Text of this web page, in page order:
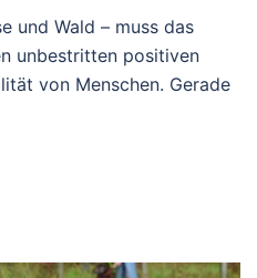
und Wald – muss das
unbestritten positiven
von Menschen. Gerade